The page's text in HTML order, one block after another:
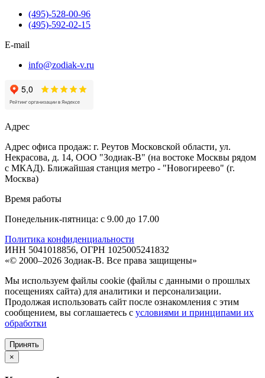
(495)-528-00-96
(495)-592-02-15
E-mail
info@zodiak-v.ru
Адрес
Адрес офиса продаж: г. Реутов Московской области, ул.
Некрасова, д. 14, ООО "Зодиак-В" (на востоке Москвы рядом
с МКАД). Ближайшая станция метро - "Новогиреево" (г.
Москва)
Время работы
Понедельник-пятница: с 9.00 до 17.00
Политика конфиденциальности
ИНН 5041018856, ОГРН 1025005241832
«© 2000–2026 Зодиак-В. Все права защищены»
Мы используем файлы cookie (файлы с данными о прошлых
посещениях сайта) для аналитики и персонализации.
Продолжая использовать сайт после ознакомления с этим
сообщением, вы соглашаетесь с условиями и принципами их
обработки
Принять
×